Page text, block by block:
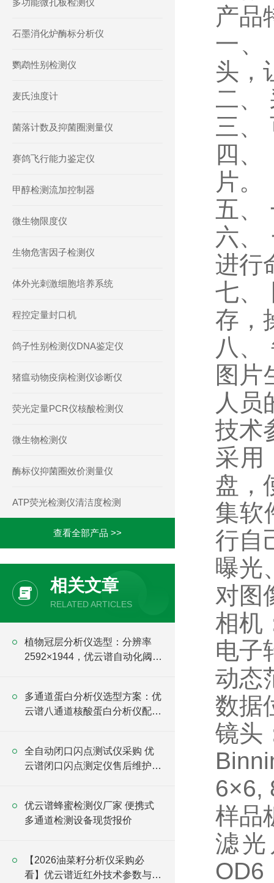
产品
一、
头，
二、
三、
四、
片。
五、
六、
进行
七、
存，
八、
图片
人员
技术
采用
盘，
集软
行自
曝光
对图
相机
电子
动态
数据
镜头
6×6,
样品
滤
OD6
多功能微孔板检测仪
石墨消化炉酶标分析仪
鹦鹉性别检测仪
麦氏浊度计
菌落计数及抑菌圈测量仪
赛鸽飞行能力鉴定仪
甲醇检测流加控制器
微生物限度仪
生物危害因子检测仪
体外光刺激细胞培养系统
程控定量封口机
鸽子性别检测仪DNA鉴定仪
猪瘟动物疫病检测仪诊断仪
荧光定量PCR仪核酸检测仪
微生物检测仪
酶标仪抑菌圈效价测量仪
ATP荧光检测仪清洁度检测
查看全部产品 >>
相关文章
RELATED ARTICLES
植物冠层分析仪选型：分辨率
2592×1944，优云谱自动化阈值
多通道蛋白分析仪选型方案：优
云谱八通道核酸蛋白分析仪配置
全自动闭口闪点测试仪采购 优
云谱闭口闪点测定仪售后维护保
优云谱蜂蜜检测仪厂家 便携式
多通道检测设备现货报价
【2026油菜籽分析仪采购必
看】优云谱近红外技术参数与选